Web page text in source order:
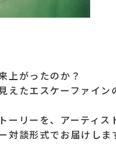
上がったのか？
えたエスケーファイン
ーリーを、アーティ
対談形式でお届けしま